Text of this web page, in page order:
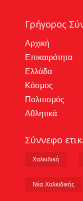
Γρήγορος
Αρχική
Επικαιρότητα
Ελλάδα
Κόσμος
Πολιτισμός
Αθλητικά
Σύννεφο
Χαλκιδική
Νέα Χαλκιδικής